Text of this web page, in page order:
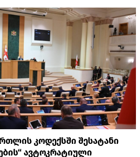
კოდექსში შესატანი
ავტოკრატიული